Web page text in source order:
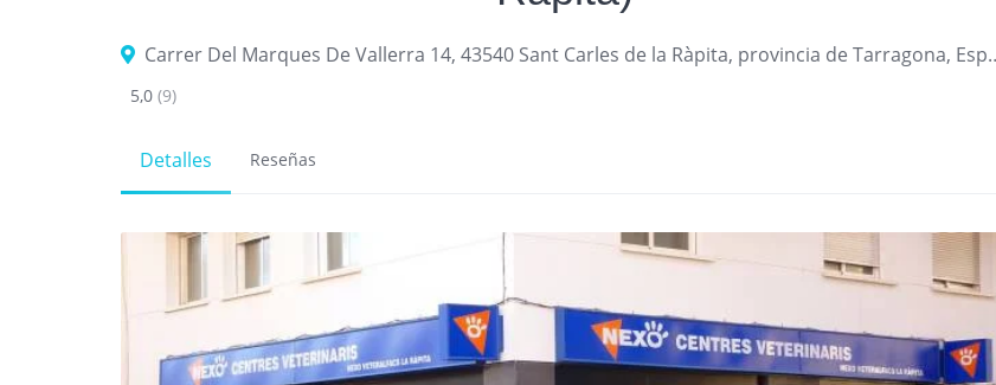
Carrer Del Marques De
5,0 (9)
Detalles Reseñas